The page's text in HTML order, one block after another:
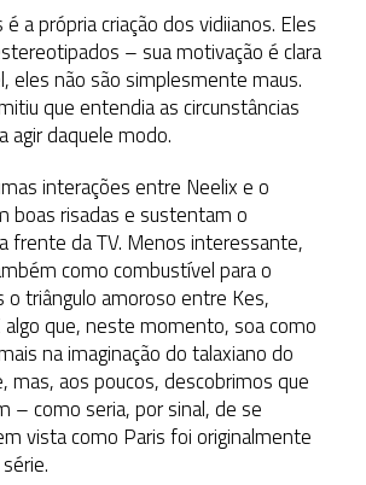
a própria criação dos vidiianos. Eles
– sua motivação é clara
eles não são simplesmente maus.
que entendia as circunstâncias
agir daquele modo.
interações entre Neelix e o
boas risadas e sustentam o
frente da TV. Menos interessante,
como combustível para o
triângulo amoroso entre Kes,
algo que, neste momento, soa como
na imaginação do talaxiano do
mas, aos poucos, descobrimos que
– como seria, por sinal, de se
vista como Paris foi originalmente